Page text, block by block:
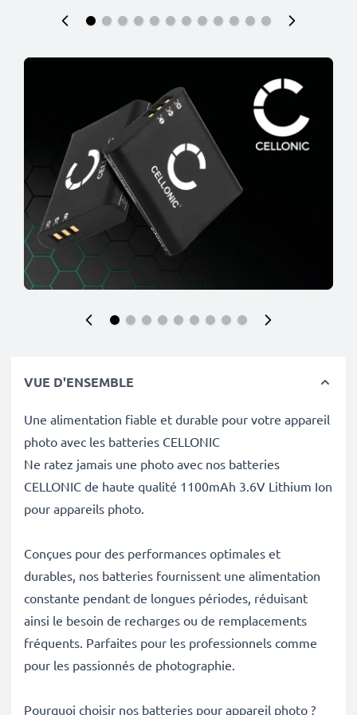
VUE D'ENSEMBLE
Une alimentation fiable et durable pour votre appareil
photo avec les batteries CELLONIC
Ne ratez jamais une photo avec nos batteries
CELLONIC de haute qualité 1100mAh 3.6V Lithium Ion
pour appareils photo.
Conçues pour des performances optimales et
durables, nos batteries fournissent une alimentation
constante pendant de longues périodes, réduisant
ainsi le besoin de recharges ou de remplacements
fréquents. Parfaites pour les professionnels comme
pour les passionnés de photographie.
Pourquoi choisir nos batteries pour appareil photo ?